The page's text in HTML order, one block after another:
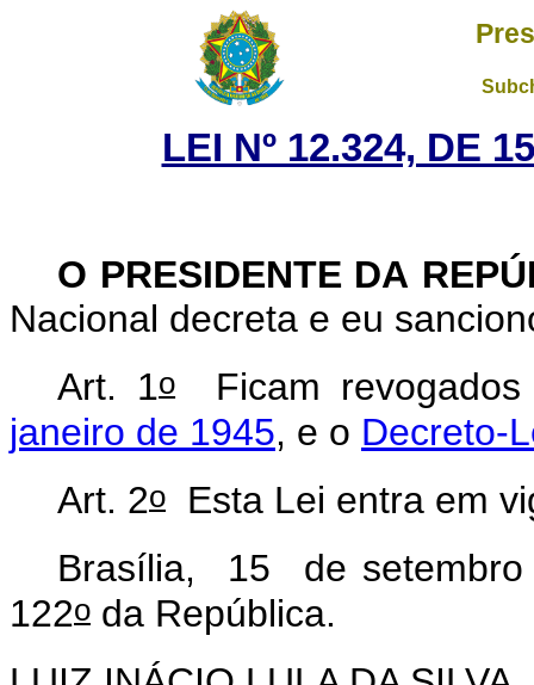
LEI Nº 12.324, DE
O PRESIDENTE DA
Nacional decreta e eu
Art. 1oFicam
janeiro de 1945, e o Decreto-
Art. 2o Esta Lei entra em
Brasília, 15 de setembro
122o da República.